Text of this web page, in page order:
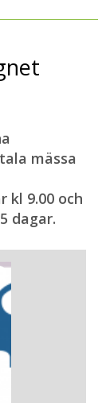
mässa
kl 9.00 och
dagar.